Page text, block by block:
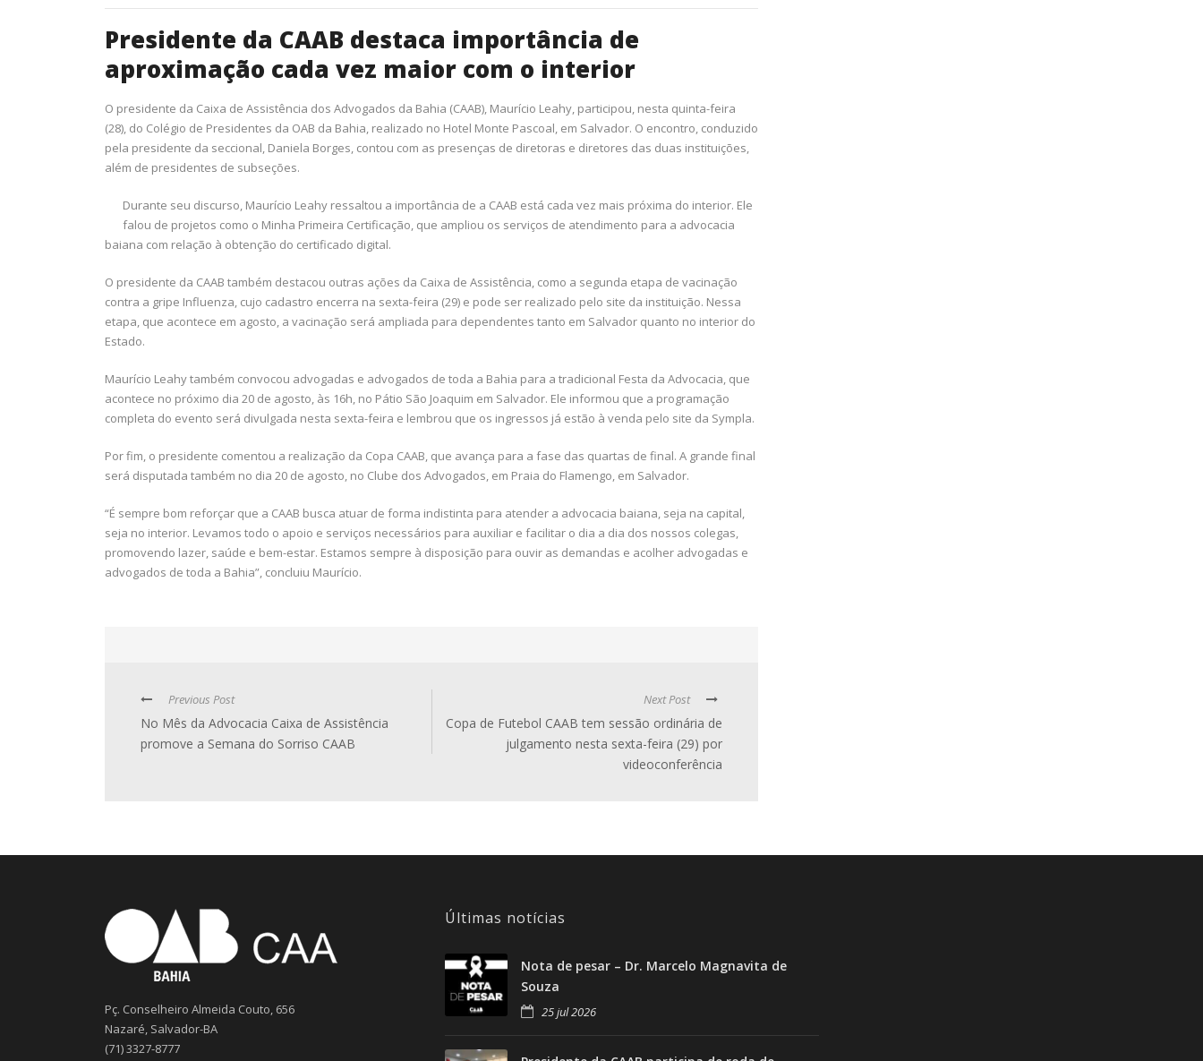
Presidente da CAAB destaca importância de
aproximação cada vez maior com o interior
O presidente da Caixa de Assistência dos Advogados da Bahia (CAAB), Maurício Leahy, participou, nesta quinta-feira
(28), do Colégio de Presidentes da OAB da Bahia, realizado no Hotel Monte Pascoal, em Salvador. O encontro, conduzido
pela presidente da seccional, Daniela Borges, contou com as presenças de diretoras e diretores das duas instituições,
além de presidentes de subseções.
Durante seu discurso, Maurício Leahy ressaltou a importância de a CAAB está cada vez mais próxima do interior. Ele
falou de projetos como o Minha Primeira Certificação, que ampliou os serviços de atendimento para a advocacia
baiana com relação à obtenção do certificado digital.
O presidente da CAAB também destacou outras ações da Caixa de Assistência, como a segunda etapa de vacinação
contra a gripe Influenza, cujo cadastro encerra na sexta-feira (29) e pode ser realizado pelo site da instituição. Nessa
etapa, que acontece em agosto, a vacinação será ampliada para dependentes tanto em Salvador quanto no interior do
Estado.
Maurício Leahy também convocou advogadas e advogados de toda a Bahia para a tradicional Festa da Advocacia, que
acontece no próximo dia 20 de agosto, às 16h, no Pátio São Joaquim em Salvador. Ele informou que a programação
completa do evento será divulgada nesta sexta-feira e lembrou que os ingressos já estão à venda pelo site da Sympla.
Por fim, o presidente comentou a realização da Copa CAAB, que avança para a fase das quartas de final. A grande final
será disputada também no dia 20 de agosto, no Clube dos Advogados, em Praia do Flamengo, em Salvador.
“É sempre bom reforçar que a CAAB busca atuar de forma indistinta para atender a advocacia baiana, seja na capital,
seja no interior. Levamos todo o apoio e serviços necessários para auxiliar e facilitar o dia a dia dos nossos colegas,
promovendo lazer, saúde e bem-estar. Estamos sempre à disposição para ouvir as demandas e acolher advogadas e
advogados de toda a Bahia”, concluiu Maurício.
Previous Post
No Mês da Advocacia Caixa de Assistência
promove a Semana do Sorriso CAAB
Next Post
Copa de Futebol CAAB tem sessão ordinária de
julgamento nesta sexta-feira (29) por
videoconferência
Pç. Conselheiro Almeida Couto, 656
Nazaré, Salvador-BA
(71) 3327-8777
Últimas notícias
Nota de pesar – Dr. Marcelo Magnavita de
Souza
25 jul 2026